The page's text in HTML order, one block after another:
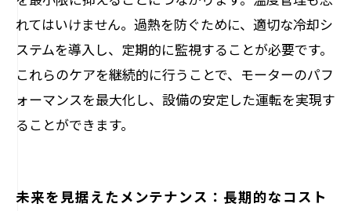
れてはいけません。過熱を防ぐために、適切な冷却シ
ステムを導入し、定期的に監視することが必要です。
これらのケアを継続的に行うことで、モーターのパフ
ォーマンスを最大化し、設備の安定した運転を実現す
ることができます。
未来を見据えたメンテナンス：長期的なコスト